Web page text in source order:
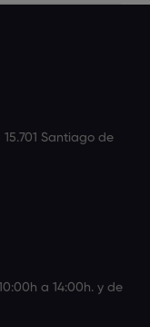
15.701 Santiago de
a 14:00h. y de